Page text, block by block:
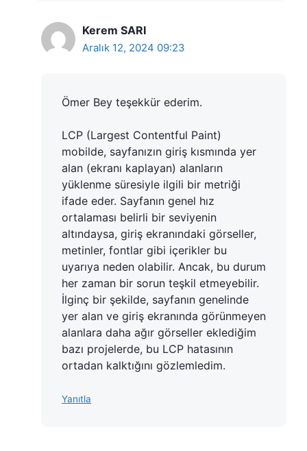
Kerem SARI
Aralık 12, 2024 09:23
Ömer Bey teşekkür ederim.
LCP (Largest Contentful Paint)
mobilde, sayfanızın giriş kısmında yer
alan (ekranı kaplayan) alanların
yüklenme süresiyle ilgili bir metriği
ifade eder. Sayfanın genel hız
ortalaması belirli bir seviyenin
altındaysa, giriş ekranındaki görseller,
metinler, fontlar gibi içerikler bu
uyarıya neden olabilir. Ancak, bu durum
her zaman bir sorun teşkil etmeyebilir.
İlginç bir şekilde, sayfanın genelinde
yer alan ve giriş ekranında görünmeyen
alanlara daha ağır görseller eklediğim
bazı projelerde, bu LCP hatasının
ortadan kalktığını gözlemledim.
Yanıtla